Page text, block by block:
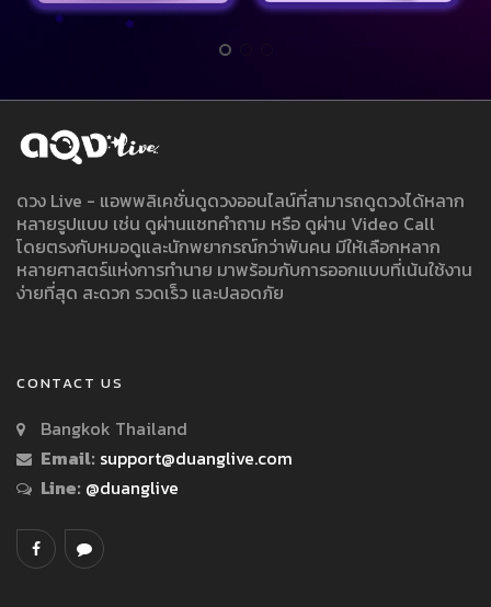
ดวง Live - แอพพลิเคชั่นดูดวงออนไลน์ที่สามารถดูดวงได้หลาก
หลายรูปแบบ เช่น ดูผ่านแชทคำถาม หรือ ดูผ่าน Video Call
โดยตรงกับหมอดูและนักพยากรณ์กว่าพันคน มีให้เลือกหลาก
หลายศาสตร์แห่งการทำนาย มาพร้อมกับการออกแบบที่เน้นใช้งาน
ง่ายที่สุด สะดวก รวดเร็ว และปลอดภัย
CONTACT US
Bangkok Thailand
Email: support@duanglive.com
Line: @duanglive